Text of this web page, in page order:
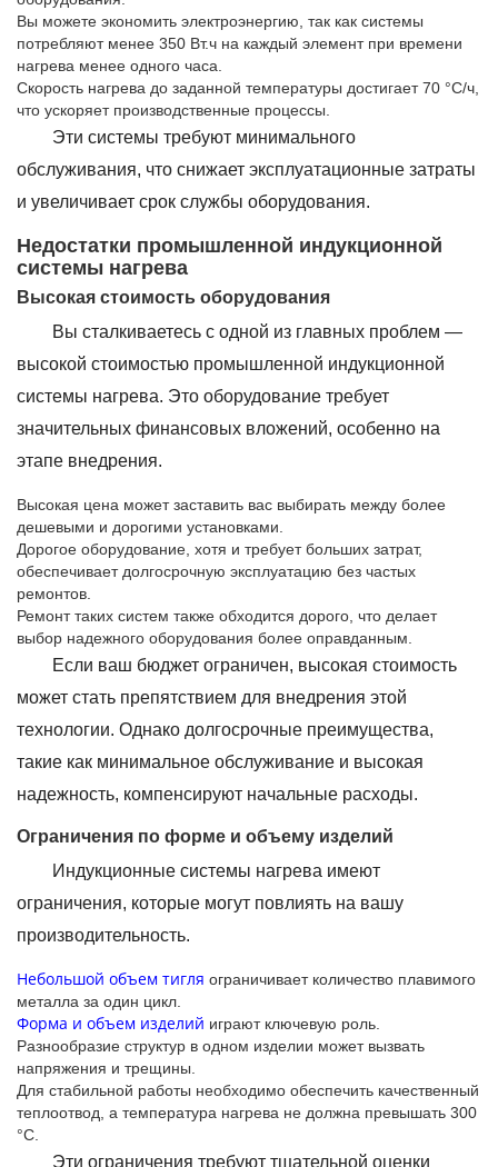
Вы можете экономить электроэнергию, так как системы
потребляют менее 350 Вт.ч на каждый элемент при времени
нагрева менее одного часа.
Скорость нагрева до заданной температуры достигает 70 °С/ч,
что ускоряет производственные процессы.
Эти системы требуют минимального
обслуживания, что снижает эксплуатационные затраты
и увеличивает срок службы оборудования.
Недостатки промышленной индукционной
системы нагрева
Высокая стоимость оборудования
Вы сталкиваетесь с одной из главных проблем —
высокой стоимостью промышленной индукционной
системы нагрева. Это оборудование требует
значительных финансовых вложений, особенно на
этапе внедрения.
Высокая цена может заставить вас выбирать между более
дешевыми и дорогими установками.
Дорогое оборудование, хотя и требует больших затрат,
обеспечивает долгосрочную эксплуатацию без частых
ремонтов.
Ремонт таких систем также обходится дорого, что делает
выбор надежного оборудования более оправданным.
Если ваш бюджет ограничен, высокая стоимость
может стать препятствием для внедрения этой
технологии. Однако долгосрочные преимущества,
такие как минимальное обслуживание и высокая
надежность, компенсируют начальные расходы.
Ограничения по форме и объему изделий
Индукционные системы нагрева имеют
ограничения, которые могут повлиять на вашу
производительность.
Небольшой объем тигля ограничивает количество плавимого
металла за один цикл.
Форма и объем изделий играют ключевую роль.
Разнообразие структур в одном изделии может вызвать
напряжения и трещины.
Для стабильной работы необходимо обеспечить качественный
теплоотвод, а температура нагрева не должна превышать 300
°С.
Эти ограничения требуют тщательной оценки